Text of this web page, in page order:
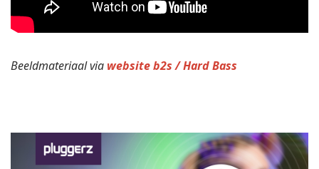
Beeldmateriaal via website b2s / Hard Bass